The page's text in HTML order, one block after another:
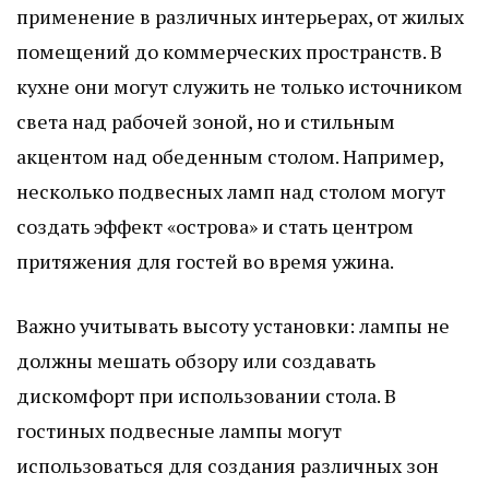
применение в различных интерьерах, от жилых
помещений до коммерческих пространств. В
кухне они могут служить не только источником
света над рабочей зоной, но и стильным
акцентом над обеденным столом. Например,
несколько подвесных ламп над столом могут
создать эффект «острова» и стать центром
притяжения для гостей во время ужина.
Важно учитывать высоту установки: лампы не
должны мешать обзору или создавать
дискомфорт при использовании стола. В
гостиных подвесные лампы могут
использоваться для создания различных зон